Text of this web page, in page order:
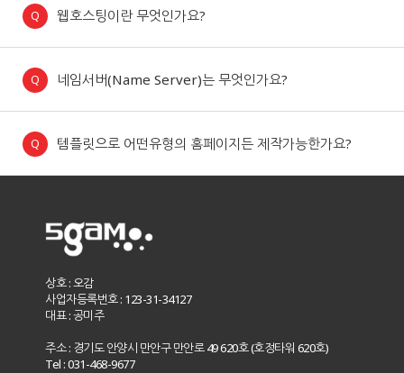
웹호스팅이란 무엇인가요?
네임서버(Name Server)는 무엇인가요?
템플릿으로 어떤유형의 홈페이지든 제작가능한가요?
상호 : 오감
사업자등록번호 : 123-31-34127
대표 : 공미주
주소 : 경기도 안양시 만안구 만안로 49 620호 (호정타워 620호)
Tel : 031-468-9677